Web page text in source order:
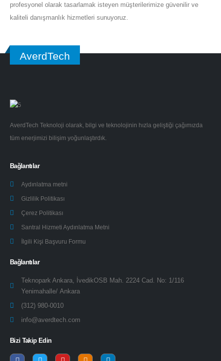
profesyonel olarak tasarlamak isteyen müşterilerimize güvenilir ve
kaliteli danışmanlık hizmetleri sunuyoruz.
AverdTech
AverdTech Teknoloji olarak, bilgi ve teknolojinin hızla geliştiği çağımızda
tüm enerjimizi bilişim yoğunlaştırdık.
Bağlantılar
Aydınlatma metni
Gizlilik Politikası
Çerez Politikası
Santral Hizmeti Aydınlatma Metni
İlgili Kişi Başvuru Formu
Bağlantılar
Teknopark Ankara, İvedikOSB Mah. 2224 Cad. No: 1/116
Yenimahalle/ Ankara
(312) 980-0010
info@averdtech.com
Bizi Takip Edin